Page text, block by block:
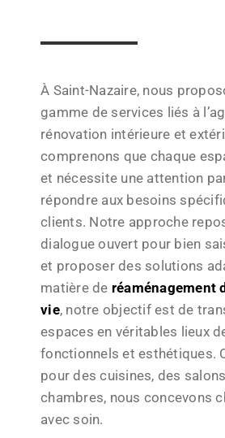
À Saint-Nazaire, nous
gamme de services liés à
rénovation intérieure et
comprenons que chaque
et nécessite une attention
répondre aux besoins
clients. Notre approche
dialogue ouvert pour bien
et proposer des solutions
matière de réaménagement
vie, notre objectif est de
espaces en véritables lieux
fonctionnels et esthétiques.
pour des cuisines, des
chambres, nous concevons
avec soin.